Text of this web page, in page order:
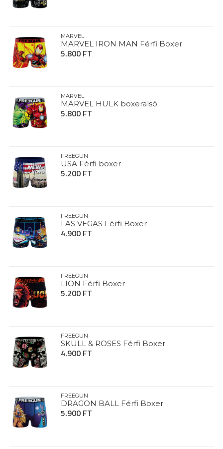
MARVEL
MARVEL IRON MAN Férfi Boxer
5.800 FT
MARVEL
MARVEL HULK boxeralsó
5.800 FT
FREEGUN
USA Férfi boxer
5.200 FT
FREEGUN
LAS VEGAS Férfi Boxer
4.900 FT
FREEGUN
LION Férfi Boxer
5.200 FT
FREEGUN
SKULL & ROSES Férfi Boxer
4.900 FT
FREEGUN
DRAGON BALL Férfi Boxer
5.900 FT